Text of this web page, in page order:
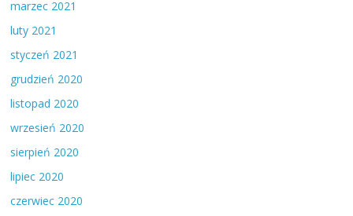
marzec 2021
luty 2021
styczeń 2021
grudzień 2020
listopad 2020
wrzesień 2020
sierpień 2020
lipiec 2020
czerwiec 2020